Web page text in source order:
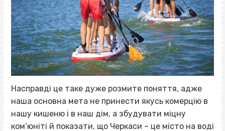
Насправді це таке дуже розмите поняття, адже
наша основна мета не принести якусь комерцію в
нашу кишеню і в наш дім, а збудувати міцну
ком’юніті й показати, що Черкаси – це місто на воді